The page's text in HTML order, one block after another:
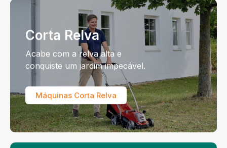
Corta Relva
Acabe com a relva alta e
conquiste um jardim impecável.
Máquinas Corta Relva